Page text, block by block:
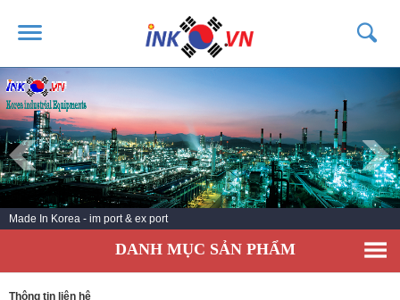
TRANG CHỦ
GIỚI THIỆU
SẢN PHẨM
DỊCH VỤ
TIN TỨC
KHÁCH HÀNG
Made In Korea - im port & ex port
DANH MỤC SẢN PHẨM
Thông tin liên hệ